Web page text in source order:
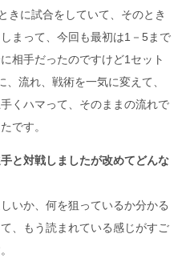
きに試合をしていて、そのとき
まって、今回も最初は1－5まで
相手だったのですけど1セット
流れ、戦術を一気に変えて、
くハマって、そのままの流れで
です。
と対戦しましたが改めてどんな
いか、何を狙っているか分かる
、もう読まれている感じがすご